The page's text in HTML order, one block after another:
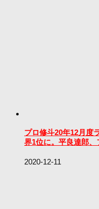
プロ修斗20年12月度
界1位に。平良達郎
2020-12-11